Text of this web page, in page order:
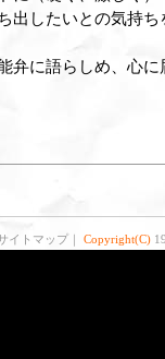
出したいとの気持ち
弁に語らしめ、心に
イトマップ ｜ Copyright(C)